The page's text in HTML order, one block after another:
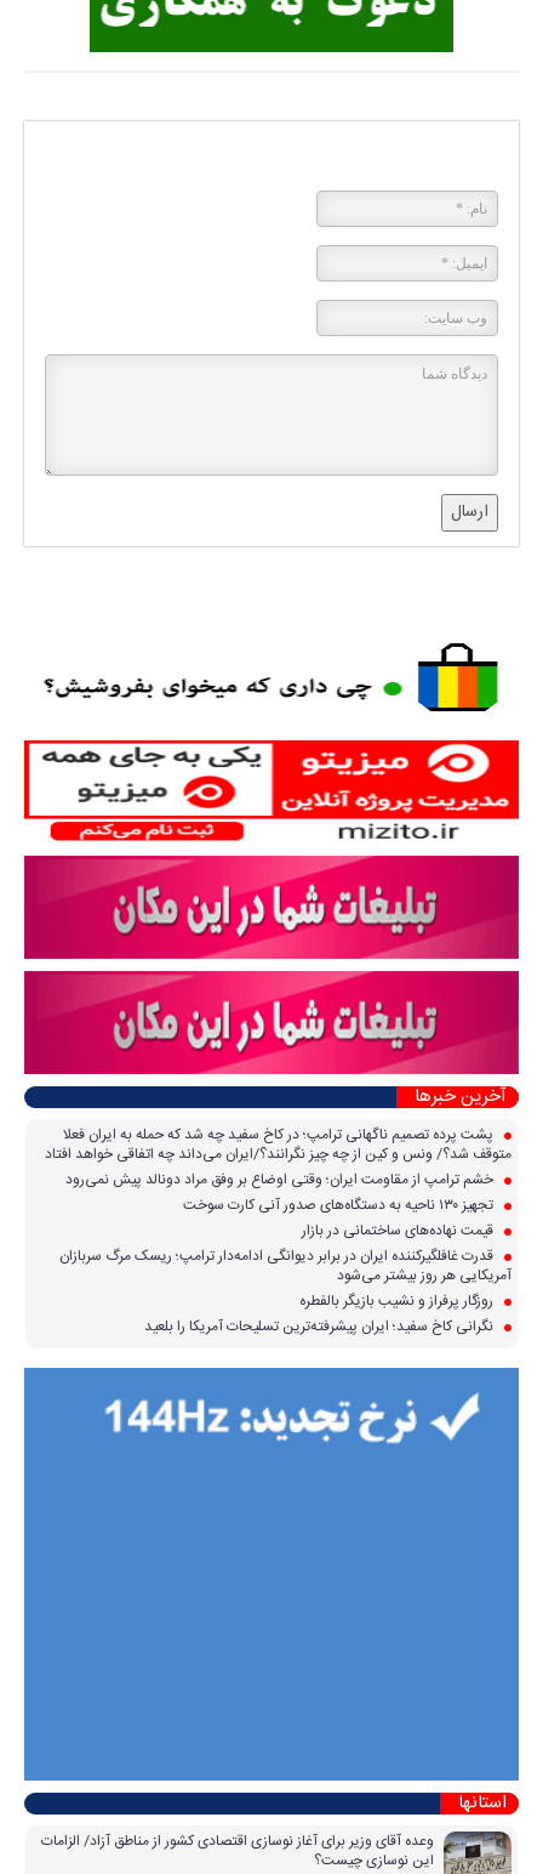
ارسال
آخرین خبرها
پشت پرده تصمیم ناگهانی ترامپ؛ در کاخ سفید چه شد که حمله به ایران فعلا
متوقف شد؟/ ونس و کین از چه چیز نگرانند؟/ایران می‌داند چه اتفاقی خواهد افتاد
خشم ترامپ از مقاومت ایران؛ وقتی اوضاع بر وفق مراد دونالد پیش نمی‌رود
تجهیز ۱۳۰ ناحیه به دستگاه‌های صدور آنی کارت سوخت
قیمت نهاده‌های ساختمانی در بازار
قدرت غافلگیرکننده ایران در برابر دیوانگی ادامه‌دار ترامپ؛ ریسک مرگ سربازان
آمریکایی هر روز بیشتر می‌شود
روزگار پرفراز و نشیب بازیگر بالفطره
نگرانی کاخ سفید؛ ایران پیشرفته‌ترین تسلیحات آمریکا را بلعید
استانها
وعده آقای وزیر برای آغاز نوسازی اقتصادی کشور از مناطق آزاد/ الزامات
این نوسازی چیست؟